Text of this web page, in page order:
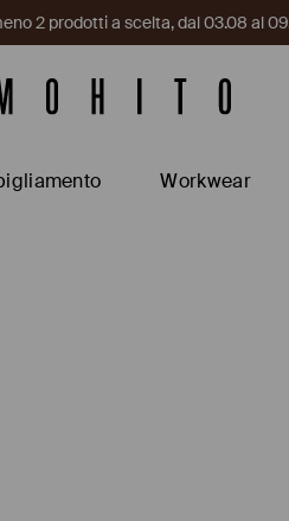
2 prodotti a scelta, dal 03.08 al
Workwear